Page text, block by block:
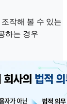
작해 볼 수 있는
하는 경우